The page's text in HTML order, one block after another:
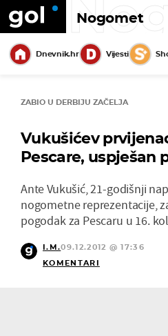
Nogomet
Dnevnik.hr Vijesti
ZABIO U DERBIJU ZAČELJA
Vukušićev
Pescare, uspješan
Ante Vukušić, 21-godišnji
nogometne reprezentacije,
pogodak za Pescaru u 16.
I.M.09.12.2012 @ 17:36
KOMENTARI